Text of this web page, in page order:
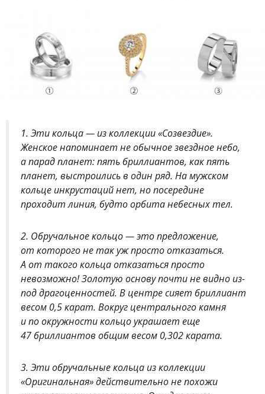
1. Эти кольца — из коллекции «Созвездие».
Женское напоминает не обычное звездное небо,
а парад планет: пять бриллиантов, как пять
планет, выстроились в один ряд. На мужском
кольце инкрустаций нет, но посередине
проходит линия, будто орбита небесных тел.
2. Обручальное кольцо — это предложение,
от которого не так уж просто отказаться.
А от такого кольца отказаться просто
невозможно! Золотую основу почти не видно из-
под драгоценностей. В центре сияет бриллиант
весом 0,5 карат. Вокруг центрального камня
и по окружности кольцо украшает еще
47 бриллиантов общим весом 0,302 карата.
3. Эти обручальные кольца из коллекции
«Оригинальная» действительно не похожи